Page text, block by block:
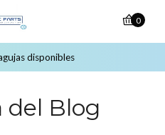
disponibles
0
del Blog